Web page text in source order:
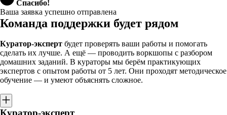
Спасибо!
Ваша заявка успешно отправлена
Команда поддержки будет рядом
Куратор-эксперт будет проверять ваши работы и помогать
сделать их лучше. А ещё — проводить воркшопы с разбором
домашних заданий. В кураторы мы берём практикующих
экспертов с опытом работы от 5 лет. Они проходят методическое
обучение — и умеют объяснять сложное.